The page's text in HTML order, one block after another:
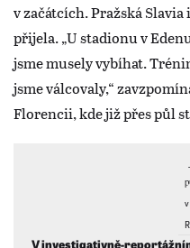
v začátcích. Pražská
přijela. „U stadionu v
jsme musely vybíhat.
jsme válcovaly,“
Florencii, kde již přes půl
V investigativně-